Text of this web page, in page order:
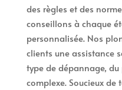
des règles et des
conseillons à chaque
personnalisée. Nos
clients une assistance
type de dépannage,
complexe. Soucieux de